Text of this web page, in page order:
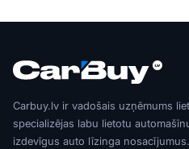
Carbuy.lv ir vadošais uzņēmums
specializējas labu lietotu
izdevīgus auto līzinga